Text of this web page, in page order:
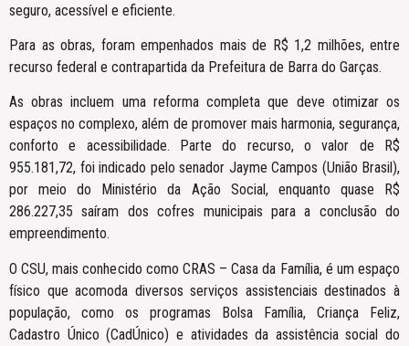
seguro, acessível e eficiente.
Para as obras, foram empenhados mais de R$ 1,2 milhões, entre
recurso federal e contrapartida da Prefeitura de Barra do Garças.
As obras incluem uma reforma completa que deve otimizar os
espaços no complexo, além de promover mais harmonia, segurança,
conforto e acessibilidade. Parte do recurso, o valor de R$
955.181,72, foi indicado pelo senador Jayme Campos (União Brasil),
por meio do Ministério da Ação Social, enquanto quase R$
286.227,35 saíram dos cofres municipais para a conclusão do
empreendimento.
O CSU, mais conhecido como CRAS – Casa da Família, é um espaço
físico que acomoda diversos serviços assistenciais destinados à
população, como os programas Bolsa Família, Criança Feliz,
Cadastro Único (CadÚnico) e atividades da assistência social do